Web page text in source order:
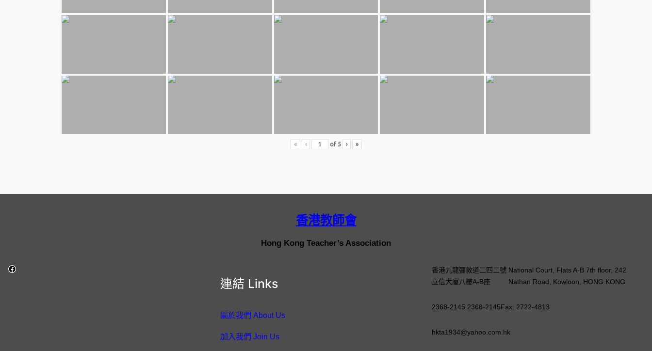
« ‹ of 5 › »
香港教師會
Hong Kong Teacher’s Association
連結 Links
關於我們 About Us
加入我們 Join Us
香港九龍彌敦道二四二號
立信大廈八樓A-B座
National Court, Flats A-B 7th floor, 242
Nathan Road, Kowloon, HONG KONG
2368-2145 2368-2145Fax: 2722-4813
hkta1934@yahoo.com.hk